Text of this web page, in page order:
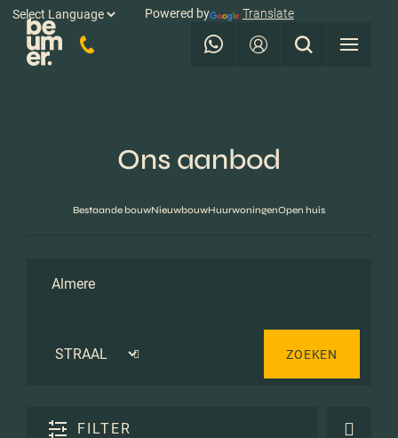
Powered by Translate
Ons aanbod
Bestaande bouwNieuwbouwHuurwoningenOpen huis
ZOEKEN
FILTER